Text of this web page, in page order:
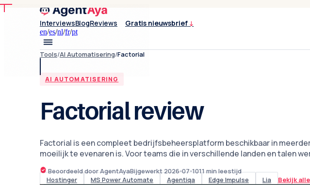
InterviewsBlogReviews Gratis nieuwsbrief ↓
en/es/nl/fr/pt
Tools/AI Automatisering/Factorial
AI AUTOMATISERING
Factorial review
Factorial is een compleet bedrijfsbeheersplatform beschikbaar in
moeilijk te evenaren is. Voor teams die in verschillende landen en talen
Beoordeeld door AgentAyaBijgewerkt2026-07-1011min leestijd
Hostinger
MS Power Automate Agentiqa Edge Impulse Lia Bekijk alle